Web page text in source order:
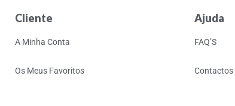
Cliente
A Minha Conta
Os Meus Favoritos
Ajuda
FAQ’S
Contactos